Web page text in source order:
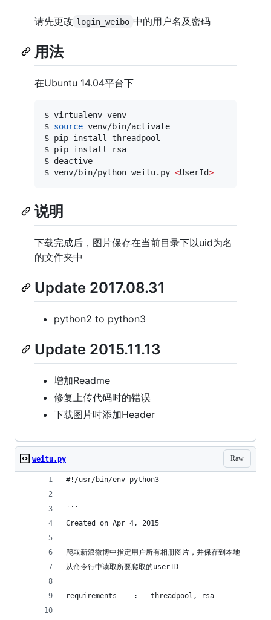
请先更改 login_weibo 中的用户名及密码
用法
在Ubuntu 14.04平台下
$ virtualenv venv
$ source venv/bin/activate
$ pip install threadpool
$ pip install rsa
$ deactive
$ venv/bin/python weitu.py <UserId>
说明
下载完成后，图片保存在当前目录下以uid为名
的文件夹中
Update 2017.08.31
python2 to python3
Update 2015.11.13
增加Readme
修复上传代码时的错误
下载图片时添加Header
Raw
weitu.py
#!/usr/bin/env python3
'''
Created on Apr 4, 2015
爬取新浪微博中指定用户所有相册图片，并保存到本地
从命令行中读取所要爬取的userID
requirements    :   threadpool, rsa